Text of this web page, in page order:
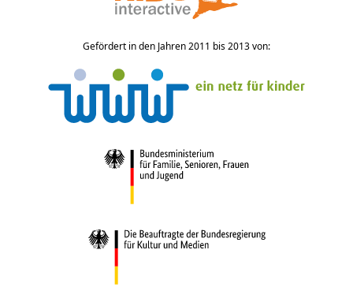
Gefördert in den Jahren 2011 bis 2013 von: